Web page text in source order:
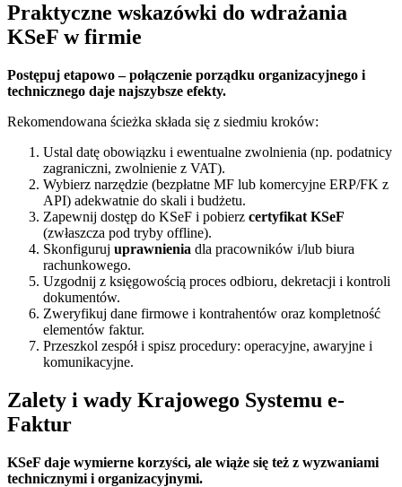
Praktyczne wskazówki do wdrażania
KSeF w firmie
Postępuj etapowo – połączenie porządku organizacyjnego i
technicznego daje najszybsze efekty.
Rekomendowana ścieżka składa się z siedmiu kroków:
Ustal datę obowiązku i ewentualne zwolnienia (np. podatnicy
zagraniczni, zwolnienie z VAT).
Wybierz narzędzie (bezpłatne MF lub komercyjne ERP/FK z
API) adekwatnie do skali i budżetu.
Zapewnij dostęp do KSeF i pobierz certyfikat KSeF
(zwłaszcza pod tryby offline).
Skonfiguruj uprawnienia dla pracowników i/lub biura
rachunkowego.
Uzgodnij z księgowością proces odbioru, dekretacji i kontroli
dokumentów.
Zweryfikuj dane firmowe i kontrahentów oraz kompletność
elementów faktur.
Przeszkol zespół i spisz procedury: operacyjne, awaryjne i
komunikacyjne.
Zalety i wady Krajowego Systemu e-
Faktur
KSeF daje wymierne korzyści, ale wiąże się też z wyzwaniami
technicznymi i organizacyjnymi.